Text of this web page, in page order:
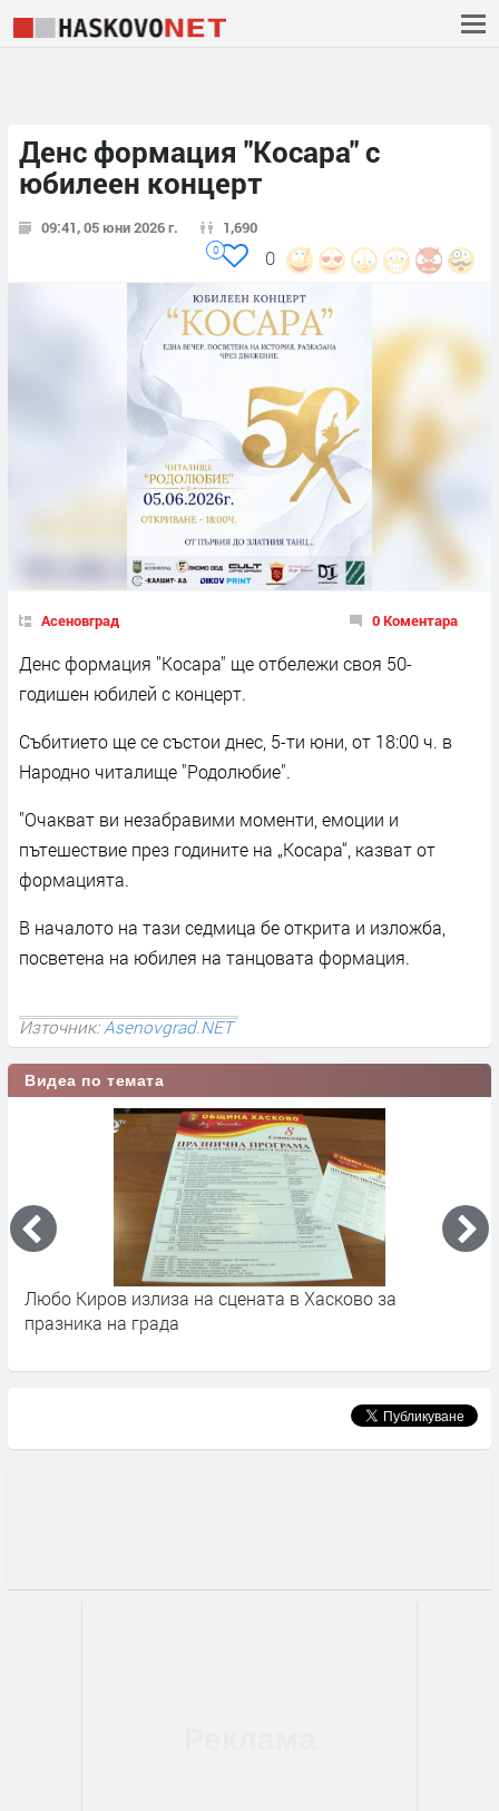
Денс формация "Косара" с
юбилеен концерт
09:41, 05 юни 2026 г. 1,690
0
0
Асеновград 0 Коментара
Денс формация "Косара" ще отбележи своя 50-
годишен юбилей с концерт.
Събитието ще се състои днес, 5-ти юни, от 18:00 ч. в
Народно читалище "Родолюбие".
"Очакват ви незабравими моменти, емоции и
пътешествие през годините на „Косара“, казват от
формацията.
В началото на тази седмица бе открита и изложба,
посветена на юбилея на танцовата формация.
Източник:Asenovgrad.NET
Видеа по темата
Любо Киров излиза на сцената в Хасково за
празника на града